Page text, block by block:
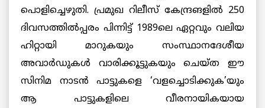
പൊളിച്ചെഴുതി. പ്രമുഖ റിലീസ് കേന്ദ്രങളില്‍ 250
ദിവസത്തില്‍പ്പരം പിന്നിട്ട് 1989ലെ ഏറ്റവും വലിയ
ഹിറ്റായി മാറുകയും സംസ്ഥാനദേശീയ
അവാര്‍ഡുകള്‍ വാരിക്കൂട്ടുകയും ചെയ്ത ഈ
സിനിമ നാടന്‍ പാട്ടുകളെ ‘വളച്ചൊടിക്കുക’യും
ആ പാട്ടുകളിലെ വീരനായികയായ